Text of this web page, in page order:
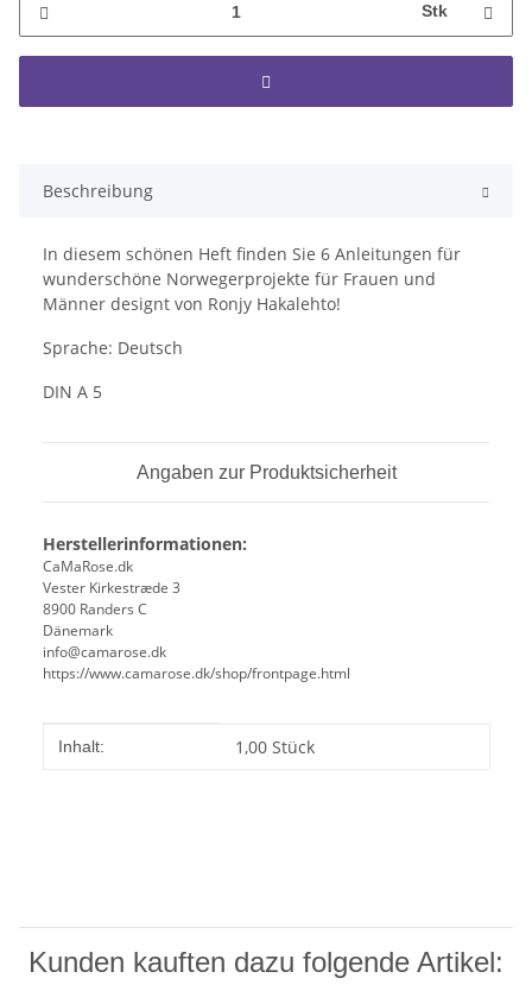
Stk
Beschreibung
In diesem schönen Heft finden Sie 6 Anleitungen für
wunderschöne Norwegerprojekte für Frauen und
Männer designt von Ronjy Hakalehto!
Sprache: Deutsch
DIN A 5
Angaben zur Produktsicherheit
Herstellerinformationen:
CaMaRose.dk
Vester Kirkestræde 3
8900 Randers C
Dänemark
info@camarose.dk
https://www.camarose.dk/shop/frontpage.html
Produkteigenschaft
Wert
Inhalt: 1,00 Stück
Kunden kauften dazu folgende Artikel: